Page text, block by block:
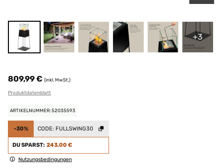
+3
809,99 € (inkl. MwSt.)
Produktdatenblatt
ARTIKELNUMMER: 52035593
-30% CODE: FULLSWING30
DU SPARST: 243,00 €
Nutzungsbedingungen